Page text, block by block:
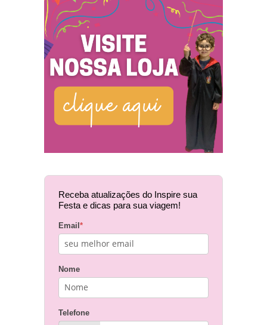
Receba atualizações do Inspire sua
Festa e dicas para sua viagem!
Email *
Nome
Telefone